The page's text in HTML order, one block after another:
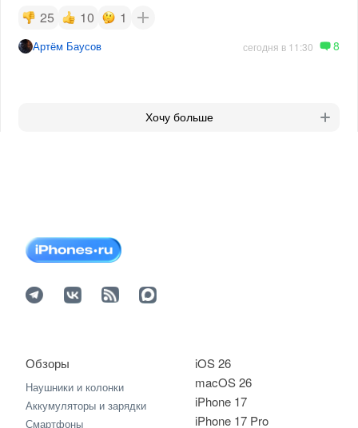
25 10 1
Артём Баусов сегодня в 11:30 8
Хочу больше
iOS 26
macOS 26
iPhone 17
iPhone 17 Pro
Обзоры
Наушники и колонки
Аккумуляторы и зарядки
Смартфоны